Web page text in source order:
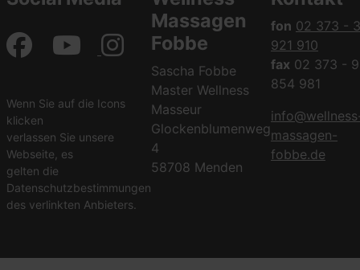
Wenn Sie auf die Icons
klicken
verlassen Sie unsere
Webseite, es
gelten die
Datenschutzbestimmungen
des verlinkten Anbieters.
Massagen
Fobbe
Sascha Fobbe
Master Wellness
Masseur
Glockenblumenweg
4
58708 Menden
fon 02 373 - 3
921 910
fax 02 373 - 9
854 981
massagen-
fobbe.de